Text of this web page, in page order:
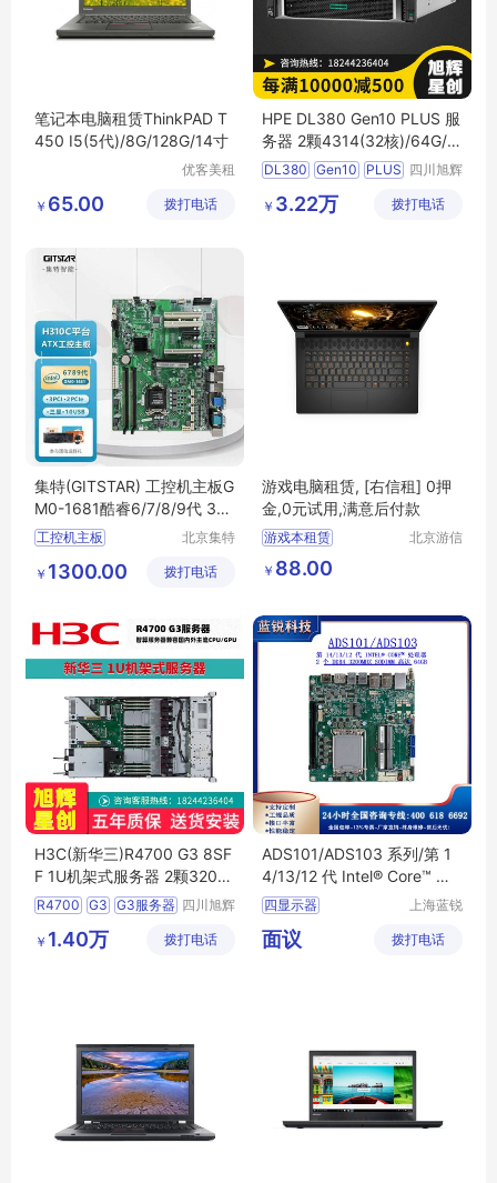
笔记本电脑租赁ThinkPAD T
450 I5(5代)/8G/128G/14寸
优客美租
信息科技
￥ 65.00 拨打电话
HPE DL380 Gen10 PLUS 服
务器 2颗4314(32核)/64G/4
块1.2TB硬盘/2*800W
DL380 Gen10
PLUS
HPE服务器
四川旭辉
有限公司
￥ 3.22万 拨打电话
集特(GITSTAR) 工控机主板G
M0-1681酷睿6/7/8/9代 3个
PCI槽10USB
工控机主板
集特工控机
北京集特
有限公司
￥ 1300.00 拨打电话
游戏电脑租赁, [右信租] 0押
金,0元试用,满意后付款
游戏本租赁
游戏电脑租赁
笔记本电脑租赁
游戏主机租赁
北京游信
￥ 88.00
H3C(新华三)R4700 G3 8SF
F 1U机架式服务器 2颗3204/
32GB/2块1.2TBSAS
R4700 G3 G3服务器 四川旭辉
有限公司
￥ 1.40万 拨打电话
ADS101/ADS103 系列/第 1
4/13/12 代 Intel® Core™ 处
理器
四显示器
支持高达4K2K的分
多重扩展
上海蓝锐
有限公司
面议 拨打电话